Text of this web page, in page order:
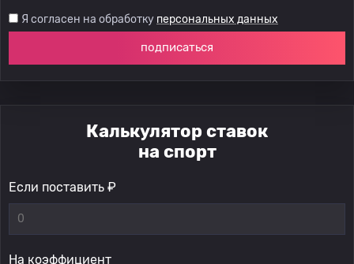
Я согласен на обработку персональных данных
подписаться
Калькулятор ставок
на спорт
Если поставить ₽
На коэффициент